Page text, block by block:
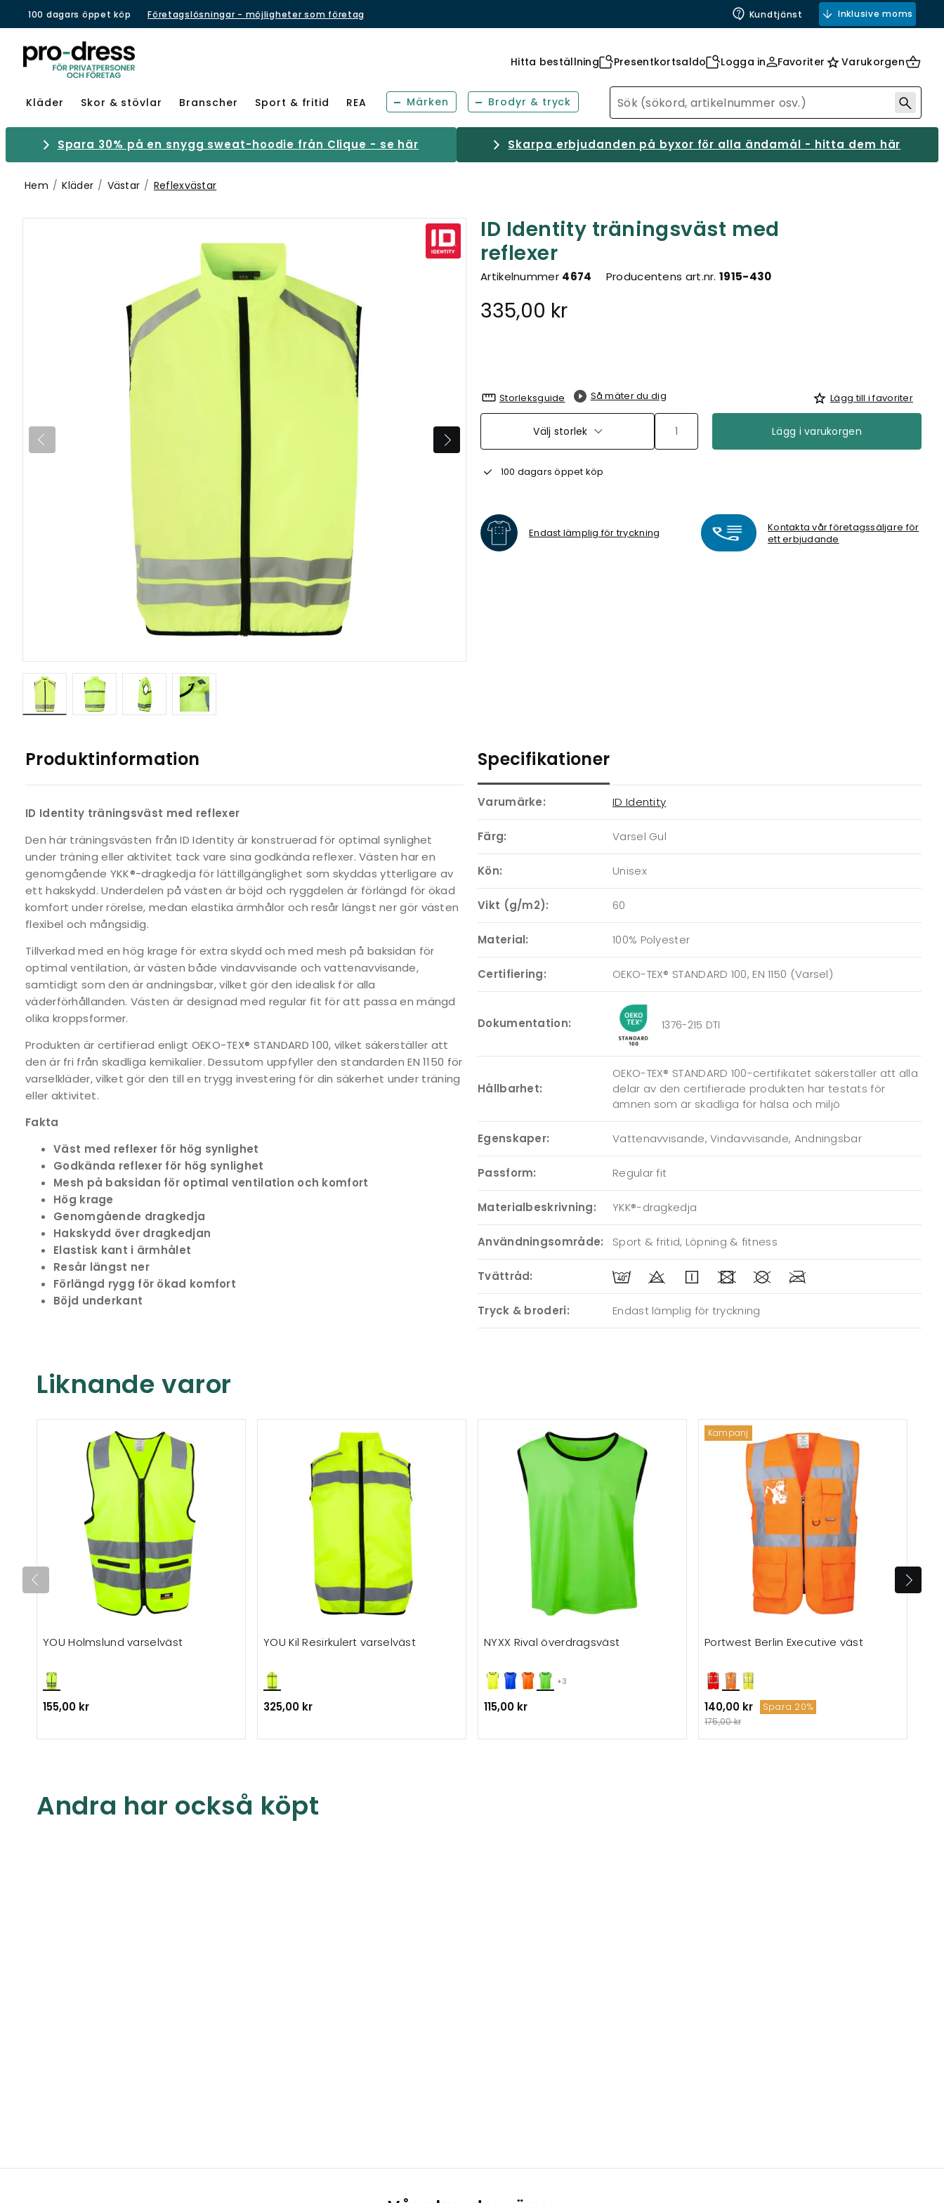
100 dagars öppet köp Företagslösningar - möjligheter som företag Kundtjänst Inklusive moms
Hitta beställning Presentkortsaldo Logga in Favoriter Varukorgen
Kläder Skor & stövlar Branscher Sport & fritid REA Märken Brodyr & tryck
Spara 30% på en snygg sweat-hoodie från Clique - se här Skarpa erbjudanden på byxor för alla ändamål - hitta dem här
Hem Kläder Västar Reflexvästar
ID Identity träningsväst med
reflexer
Artikelnummer 4674 Producentens art.nr.1915-430
335,00 kr
Storleksguide Så mäter du dig Lägg till i favoriter
Välj storlek Lägg i varukorgen
100 dagars öppet köp
Endast lämplig för tryckning
Kontakta vår företagssäljare för
ett erbjudande
Produktinformation
ID Identity träningsväst med reflexer
Den här träningsvästen från ID Identity är konstruerad för optimal synlighet
under träning eller aktivitet tack vare sina godkända reflexer. Västen har en
genomgående YKK®-dragkedja för lättillgänglighet som skyddas ytterligare av
ett hakskydd. Underdelen på västen är böjd och ryggdelen är förlängd för ökad
komfort under rörelse, medan elastika ärmhålor och resår längst ner gör västen
flexibel och mångsidig.
Tillverkad med en hög krage för extra skydd och med mesh på baksidan för
optimal ventilation, är västen både vindavvisande och vattenavvisande,
samtidigt som den är andningsbar, vilket gör den idealisk för alla
väderförhållanden. Västen är designad med regular fit för att passa en mängd
olika kroppsformer.
Produkten är certifierad enligt OEKO-TEX® STANDARD 100, vilket säkerställer att
den är fri från skadliga kemikalier. Dessutom uppfyller den standarden EN 1150 för
varselkläder, vilket gör den till en trygg investering för din säkerhet under träning
eller aktivitet.
Fakta
Väst med reflexer för hög synlighet
Godkända reflexer för hög synlighet
Mesh på baksidan för optimal ventilation och komfort
Hög krage
Genomgående dragkedja
Hakskydd över dragkedjan
Elastisk kant i ärmhålet
Resår längst ner
Förlängd rygg för ökad komfort
Böjd underkant
Specifikationer
Varumärke: ID Identity
Färg: Varsel Gul
Kön: Unisex
Vikt (g/m2): 60
Material: 100% Polyester
Certifiering: OEKO-TEX® STANDARD 100, EN 1150 (Varsel)
Dokumentation: 1376-215 DTI
Hållbarhet:
OEKO-TEX® STANDARD 100-certifikatet säkerställer att alla
delar av den certifierade produkten har testats för
ämnen som är skadliga för hälsa och miljö
Egenskaper: Vattenavvisande, Vindavvisande, Andningsbar
Passform: Regular fit
Materialbeskrivning: YKK®-dragkedja
Användningsområde: Sport & fritid, Löpning & fitness
Tvättråd:
Tryck & broderi: Endast lämplig för tryckning
Liknande varor
YOU Holmslund varselväst
155,00 kr
YOU Kil Resirkulert varselväst
325,00 kr
+3
NYXX Rival överdragsväst
115,00 kr
Kampanj
Portwest Berlin Executive väst
140,00 kr Spara 20%
175,00 kr
Andra har också köpt